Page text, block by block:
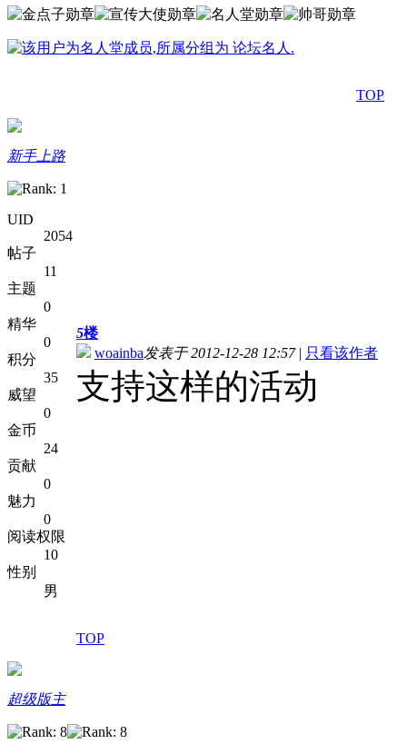
TOP
新手上路
UID
2054
帖子
11
主题
0
精华
0
积分
35
威望
0
金币
24
贡献
0
魅力
0
阅读权限
10
性别
男
5楼
woainba发表于 2012-12-28 12:57| 只看该作者
支持这样的活动
TOP
超级版主